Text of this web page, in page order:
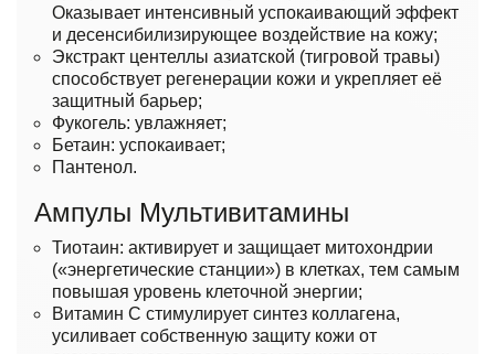
Оказывает интенсивный успокаивающий эффект
и десенсибилизирующее воздействие на кожу;
Экстракт центеллы азиатской (тигровой травы)
способствует регенерации кожи и укрепляет её
защитный барьер;
Фукогель: увлажняет;
Бетаин: успокаивает;
Пантенол.
Ампулы Мультивитамины
Тиотаин: активирует и защищает митохондрии
(«энергетические станции») в клетках, тем самым
повышая уровень клеточной энергии;
Витамин C стимулирует синтез коллагена,
усиливает собственную защиту кожи от